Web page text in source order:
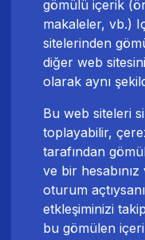
gömülü içerik
makaleler, vb.)
sitelerinden
diğer web
olarak aynı
Bu web siteleri
toplayabilir,
tarafından
ve bir
oturum
etkleşiminizi
bu gömülen